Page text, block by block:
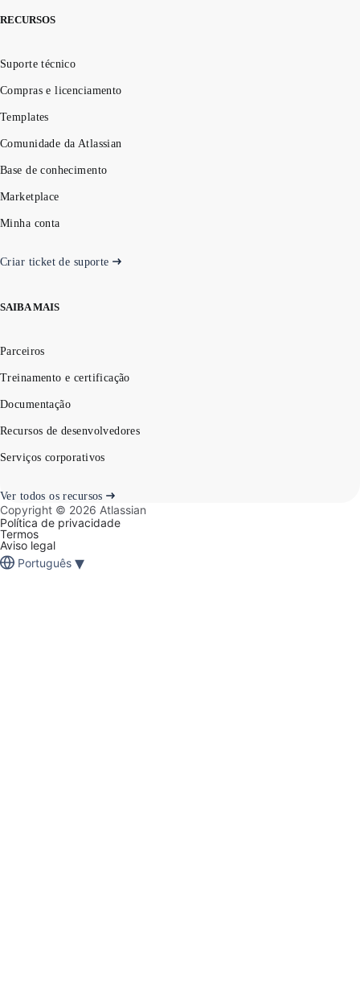
RECURSOS
Suporte técnico
Compras e licenciamento
Templates
Comunidade da Atlassian
Base de conhecimento
Marketplace
Minha conta
Criar ticket de suporte
SAIBA MAIS
Parceiros
Treinamento e certificação
Documentação
Recursos de desenvolvedores
Serviços corporativos
Ver todos os recursos
Copyright © 2026 Atlassian
Política de privacidade
Termos
Aviso legal
Português ▾